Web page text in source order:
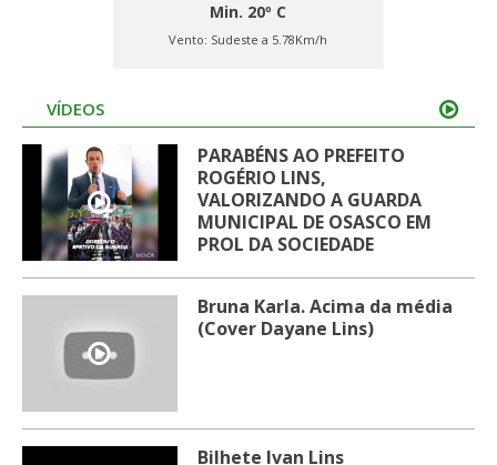
Min. 20º C
Vento: Sudeste a 5.78Km/h
VÍDEOS
PARABÉNS AO PREFEITO
ROGÉRIO LINS,
VALORIZANDO A GUARDA
MUNICIPAL DE OSASCO EM
PROL DA SOCIEDADE
Bruna Karla. Acima da média
(Cover Dayane Lins)
Bilhete Ivan Lins